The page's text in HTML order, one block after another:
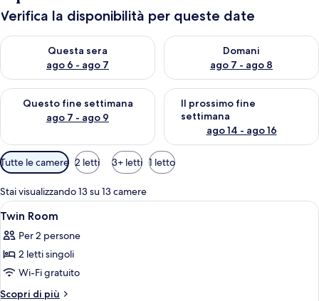
Verifica la disponibilità per queste date
Questa sera
ago 6 - ago 7
Verifica la disponibilità per questa sera, ago 6 - ago 7
Domani
ago 7 - ago 8
Verifica la disponibilità per
Questo fine settimana
ago 7 - ago 9
Verifica la disponibilità per questo fine settimana, ago 7 - ago
Il prossimo fine
settimana
ago 14 - ago 16
Verifica la disponibilità per il
Filtri
disponibili
per
le
camere
Tutte le camere 2 letti 3+ letti 1 letto
Stai visualizzando 13 su 13 camere
Apri
tutte
le
foto
per
Twin
Postazione laptop, Wi-Fi gratuito,
1
Twin Room
Per 2 persone
2 letti singoli
Wi-Fi gratuito
Scopri di più
Altri